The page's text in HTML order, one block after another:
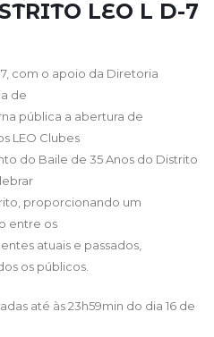
LEO L D-7
com o apoio da Diretoria
de
pública a abertura de
LEO Clubes
do Baile de 35 Anos do Distrito
proporcionando um
entre os
atuais e passados,
os públicos.
até às 23h59min do dia 16 de